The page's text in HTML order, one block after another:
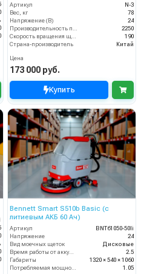
Артикул
N-3
Вес, кг
78
Напряжение (В)
24
2250
190
Страна-производитель
Китай
Цена
173 000 руб.
Купить
Bennett Smart S510b Basic (с
литиевым АКБ 60 Ач)
Артикул
BNT61050-50li
Напряжение
24
Вид моечных щеток
Дисковые
Время работы от аккумуляторов (ч)
2.5
Габариты
1320 × 540 × 1060
1.05